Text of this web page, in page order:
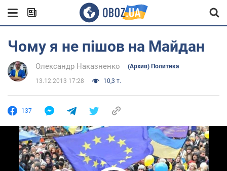
Чому я не пішов на Майдан
Олександр Наказненко (Архив) Политика
13.12.2013 17:28 10,3 т.
137